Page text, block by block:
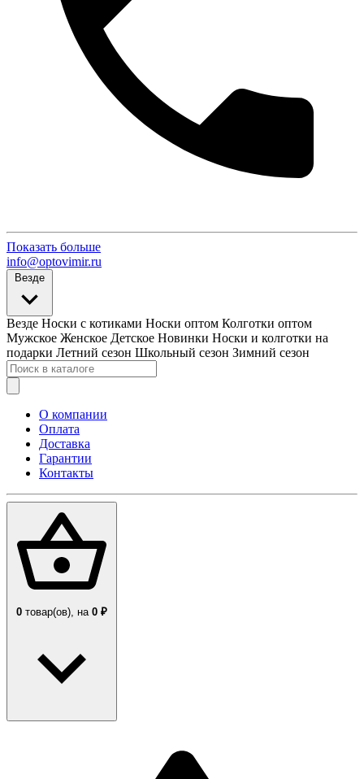
Показать больше
info@optovimir.ru
Везде
Везде Носки с котиками Носки оптом Колготки оптом
Мужское Женское Детское Новинки Носки и колготки на
подарки Летний сезон Школьный сезон Зимний сезон
О компании
Оплата
Доставка
Гарантии
Контакты
0 товар(ов), на 0 ₽